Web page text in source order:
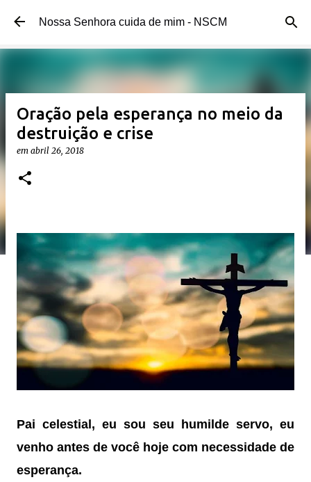
Pular para o conteúdo principal
Nossa Senhora cuida de mim - NSCM
Oração pela esperança no meio da
destruição e crise
em abril 26, 2018
Pai celestial, eu sou seu humilde servo, eu
venho antes de você hoje com necessidade de
esperança.